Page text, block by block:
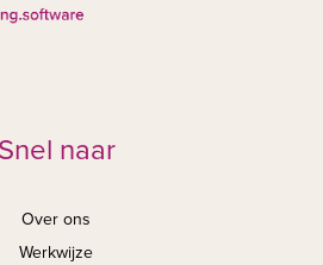
Snel naar
Over ons
Werkwijze